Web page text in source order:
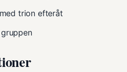
trion efteråt